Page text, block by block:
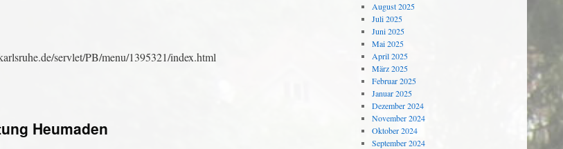
servlet/PB/menu/1395321/index.html
Heumaden
August 2025
Juli 2025
Juni 2025
Mai 2025
April 2025
März 2025
Februar 2025
Januar 2025
Dezember 2024
November 2024
Oktober 2024
September 2024